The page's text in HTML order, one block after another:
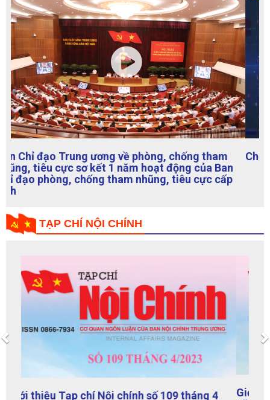
Chống suy thoái, tham nhũng, tiêu cực số 22
TẠP CHÍ NỘI CHÍNH
Giới thiệu Tạp chí Nội chính số 108 tháng 3
năm 2023
Previous
VĂN BẢN NỘI CHÍNH & PCTN